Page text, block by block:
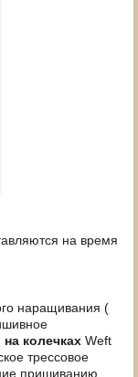
на время
наращивания (
на колечках Weft
трессовое
пришиванию